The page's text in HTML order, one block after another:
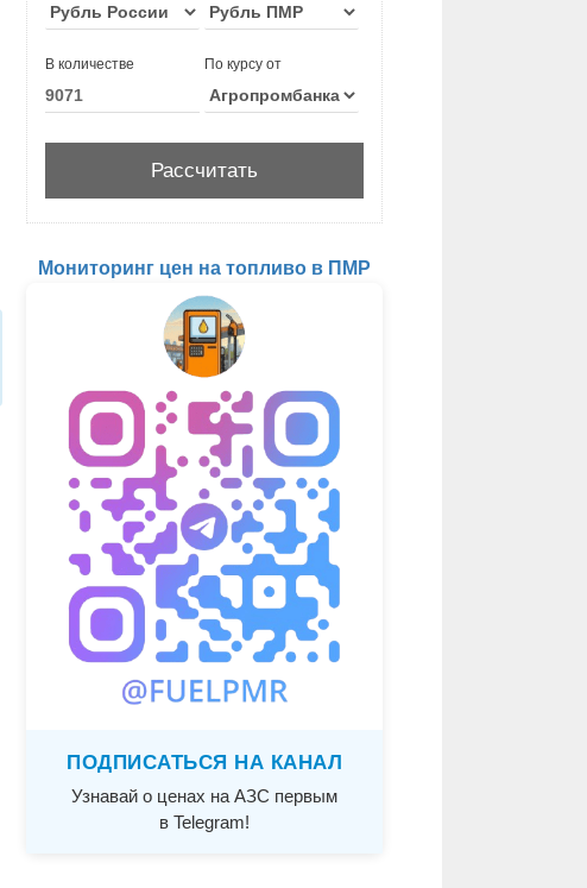
В количестве По курсу от
Мониторинг цен на топливо в ПМР
ПОДПИСАТЬСЯ НА КАНАЛ
Узнавай о ценах на АЗС первым
в Telegram!